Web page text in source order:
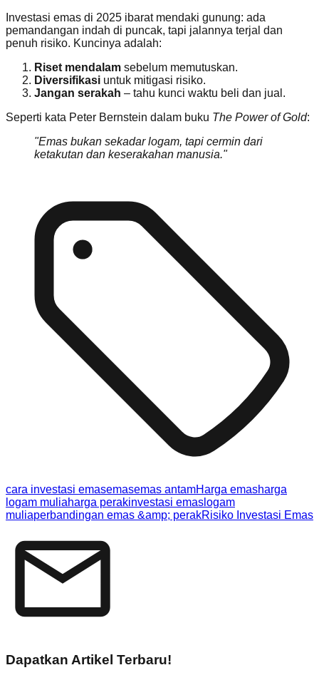
Investasi emas di 2025 ibarat mendaki gunung: ada
pemandangan indah di puncak, tapi jalannya terjal dan
penuh risiko. Kuncinya adalah:
Riset mendalam sebelum memutuskan.
Diversifikasi untuk mitigasi risiko.
Jangan serakah – tahu kunci waktu beli dan jual.
Seperti kata Peter Bernstein dalam buku The Power of Gold:
"Emas bukan sekadar logam, tapi cermin dari
ketakutan dan keserakahan manusia."
cara investasi emasemasemas antamHarga emasharga
logam muliaharga perakinvestasi emas logam
muliaperbandingan emas &amp; perakRisiko Investasi Emas
Dapatkan Artikel Terbaru!